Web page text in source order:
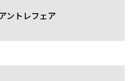
ントレフェア